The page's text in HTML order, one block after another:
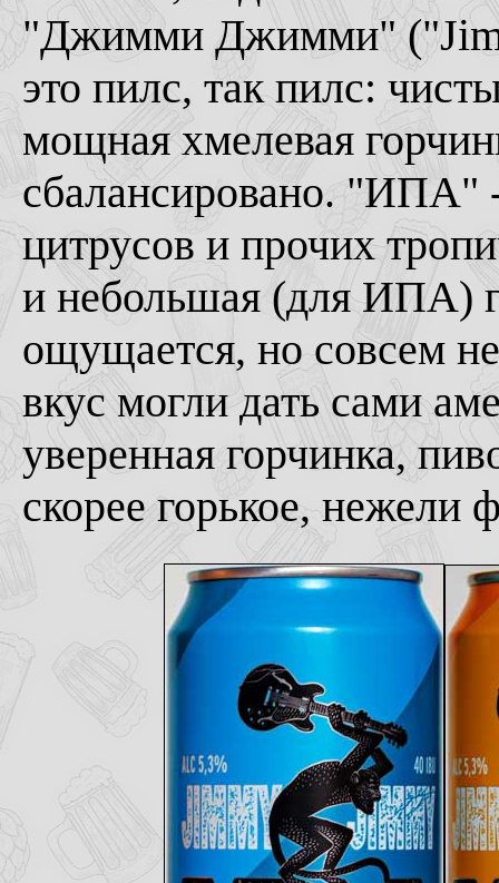
"Джимми Джимми"
это пилс, так пилс:
мощная хмелевая
сбалансировано. "ИПА"
цитрусов и прочих
и небольшая (для ИПА)
ощущается, но совсем
вкус могли дать сами
уверенная горчинка,
скорее горькое, нежели